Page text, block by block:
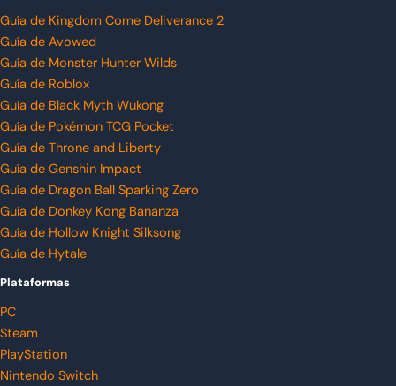
Guía de Kingdom Come Deliverance 2
Guía de Avowed
Guía de Monster Hunter Wilds
Guía de Roblox
Guía de Black Myth Wukong
Guía de Pokémon TCG Pocket
Guía de Throne and Liberty
Guía de Genshin Impact
Guía de Dragon Ball Sparking Zero
Guía de Donkey Kong Bananza
Guía de Hollow Knight Silksong
Guía de Hytale
Plataformas
PC
Steam
PlayStation
Nintendo Switch